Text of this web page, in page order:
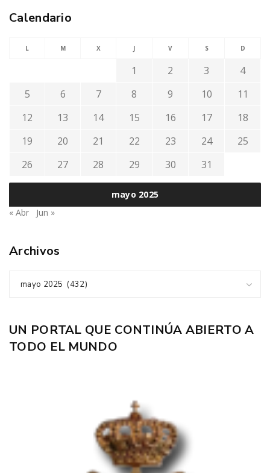
Calendario
mayo 2025
L M X J V S D
1 2 3
4
5
6 7 8 9 10
11
12
13 14 15 16 17
18
19
20 21 22 23 24
25
26
27 28 29 30 31
« Abr Jun »
Archivos
mayo 2025 (432)
UN PORTAL QUE CONTINÚA ABIERTO A
TODO EL MUNDO